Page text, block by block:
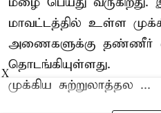
மாவட்டத்தில் உள்ள
அணைகளுக்கு தண்ணீர்
தொடங்கியுள்ளது.
முக்கிய சுற்றுலாத்தல ...
X